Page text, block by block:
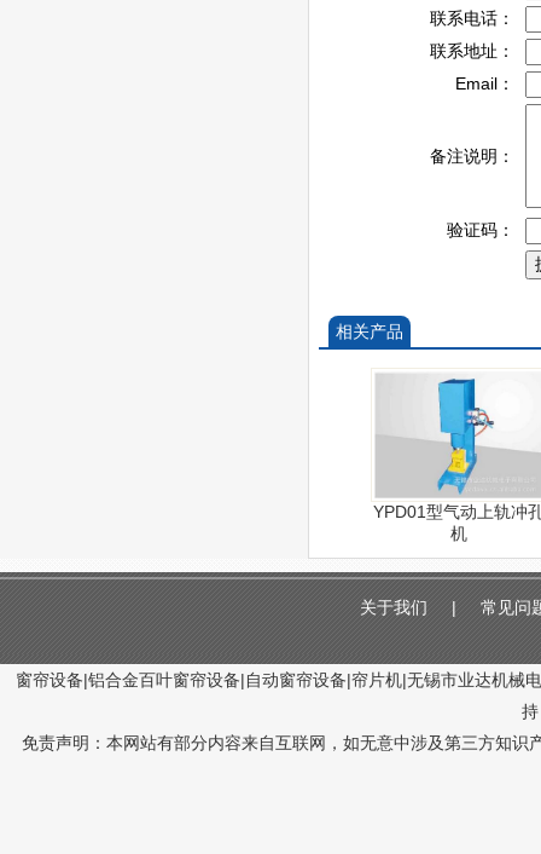
联系电话：
联系地址：
Email：
备注说明：
验证码：
相关产品
YPD01型气动上轨冲
机
关于我们 | 常见问
窗帘设备|铝合金百叶窗帘设备|自动窗帘设备|帘片机|无锡市业达机
免责声明：本网站有部分内容来自互联网，如无意中涉及第三方知